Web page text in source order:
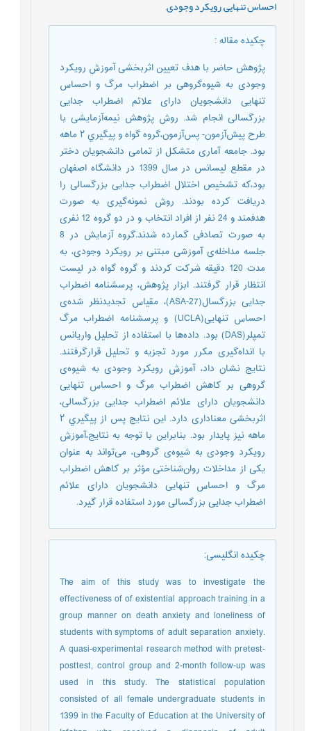
احساس تنهایی,رویکرد وجودی,
چکیده مقاله:
پژوهش حاضر با هدف تعیین اثربخشی آموزش رویکرد
وجودی به شیوه‌گروهی بر اضطراب مرگ و احساس
تنهایی دانشجویان دارای علائم اضطراب جدایی
بزرگسالی انجام شد. روش پژوهش نیمه‌آزمایشی با
طرح پیش‌آزمون- پس‌آزمون،گروه گواه و پیگیري ۲ ماهه
بود. جامعه آماری متشکل از تمامی دانشجویان دختر
در مقطع لیسانس در سال 1399 در دانشگاه اصفهان
بود،که تشخیص اختلال اضطراب جدایی بزرگسالی را
دریافت کرده بودند. روش نمونه‌گیری به صورت
هدفمند و 24 نفر از افراد انتخاب و در دو گروه 12 نفری
به صورت تصادفی گمارده شدند.گروه آزمایش در 8
جلسه مداخله‌ی آموزشی مبتنی بر رویکرد وجودی، به
مدت 120 دقیقه شرکت کردند و گروه گواه در لیست
انتظار قرار گرفتند. ابزار پژوهش، پرسشنامه اضطراب
جدایی بزرگسال(ASA-27)، مقیاس تجدیدنظر شده‌ی
احساس تنهایی(UCLA) و پرسشنامه اضطراب مرگ
تمپلر(DAS) بود. داده‌ها با استفاده از تحلیل واریانس
با انداه‌گیری مکرر مورد تجزیه و تحلیل قرارگرفتند.
نتایج نشان داد، آموزش رویکرد وجودی به شیوه‌ی
گروهی بر کاهش اضطراب مرگ و احساس تنهایی
دانشجویان دارای علائم اضطراب جدایی بزرگسالی،
اثربخشی معناداری دارد. این نتایج پس از پیگیري ۲
ماهه نیز پایدار بود. بنابراین با توجه به نتایج،آموزش
رویکرد وجودی به شیوه‌ی گروهی، می‌تواند به عنوان
یکی از مداخلات روان‌شناختی مؤثر بر کاهش اضطراب
مرگ و احساس تنهایی دانشجویان دارای علائم
اضطراب جدایی بزرگسالی مورد استفاده قرار گیرد.
چکیده انگلیسی:
The aim of this study was to investigate the
effectiveness of of existential approach training in a
group manner on death anxiety and loneliness of
students with symptoms of adult separation anxiety.
A quasi-experimental research method with pretest-
posttest, control group and 2-month follow-up was
used in this study. The statistical population
consisted of all female undergraduate students in
1399 in the Faculty of Education at the University of